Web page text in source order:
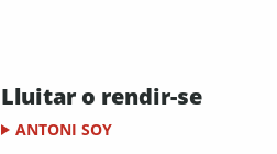
Lluitar o rendir-se
ANTONI SOY